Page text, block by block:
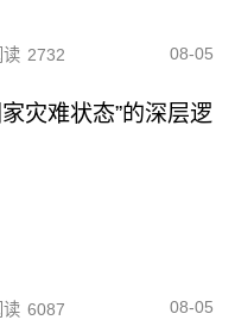
读 2732 08-05
灾难状态”的深层逻
读 6087 08-05